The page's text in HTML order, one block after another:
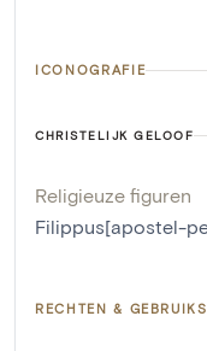
ICONOGRAFIE
CHRISTELIJK GELOOF
Religieuze figuren
Filippus[apostel-
RECHTEN &